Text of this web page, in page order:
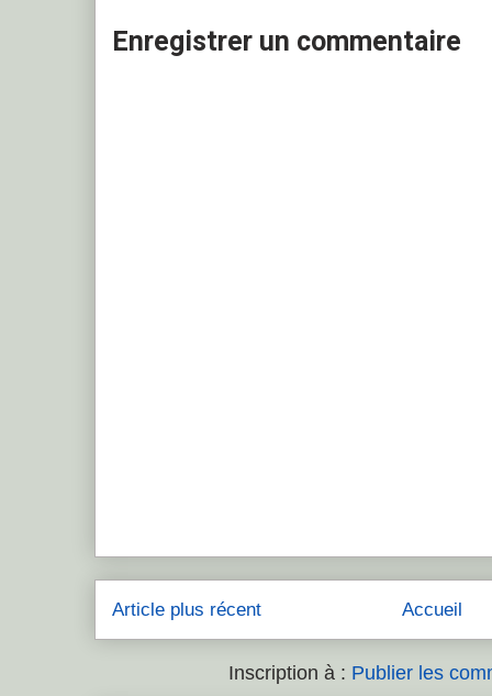
Enregistrer un commentaire
Article plus récent Accueil
Inscription à : Publier les